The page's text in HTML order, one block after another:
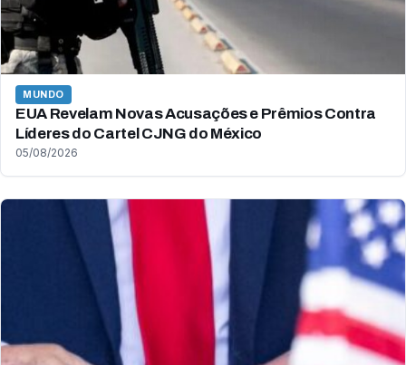
MUNDO
EUA Revelam Novas Acusações e Prêmios Contra
Líderes do Cartel CJNG do México
05/08/2026